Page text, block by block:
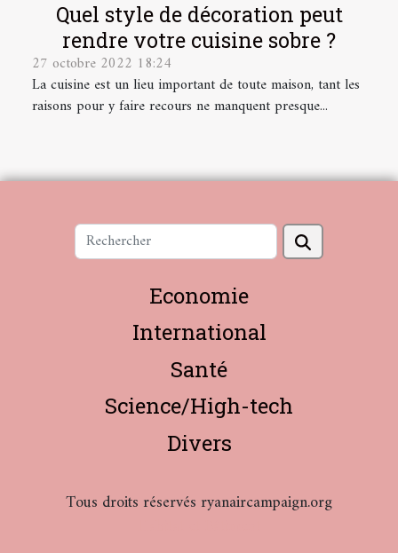
Quel style de décoration peut
rendre votre cuisine sobre ?
27 octobre 2022 18:24
La cuisine est un lieu important de toute maison, tant les
raisons pour y faire recours ne manquent presque...
Economie
International
Santé
Science/High-tech
Divers
Tous droits réservés ryanaircampaign.org